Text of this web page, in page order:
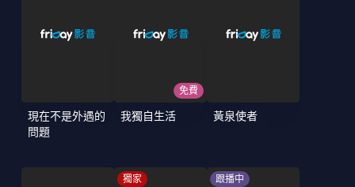
現在不是外遇的
問題
免費
我獨自生活 黃泉使者
獨家 跟播中